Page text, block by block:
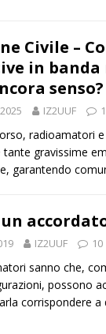
Civile –
in
senso?
IZ2UUF
radioamatori
tante gravissime
garantendo
IZ2UUF 10
sanno che,
possono
corrispondere a